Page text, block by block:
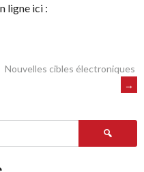
ligne ici :
Nouvelles cibles électroniques
→
Rechercher :